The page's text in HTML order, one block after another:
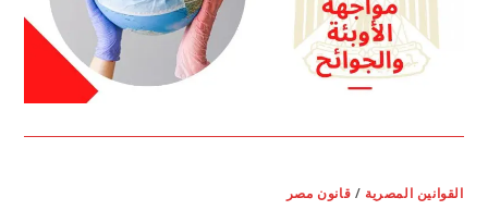
القوانين المصرية / قانون مصر